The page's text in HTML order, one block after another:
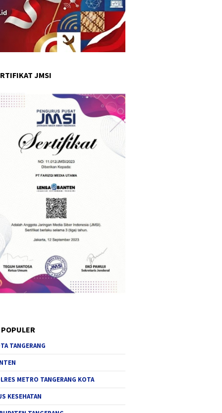
JMSI
TANGERANG
METRO TANGERANG KOTA
KESEHATAN